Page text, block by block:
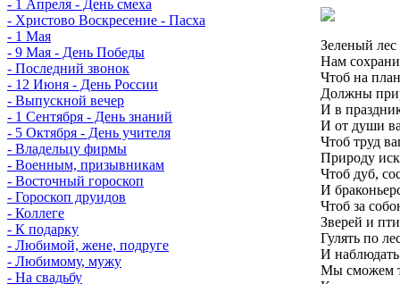
- 1 Апреля - День смеха
- Христово Воскресение - Пасха
- 1 Мая
- 9 Мая - День Победы
- Последний звонок
- 12 Июня - День России
- Выпускной вечер
- 1 Сентября - День знаний
- 5 Октября - День учителя
- Владельцу фирмы
- Военным, призывникам
- Восточный гороскоп
- Гороскоп друидов
- Коллеге
- К подарку
- Любимой, жене, подруге
- Любимому, мужу
- На свадьбу
Зеленый
Нам
Чтоб на
Должны
И в
И от души
Чтоб труд
Природу
Чтоб дуб,
И
Чтоб за
Зверей и
Гулять по
И
Мы сможем